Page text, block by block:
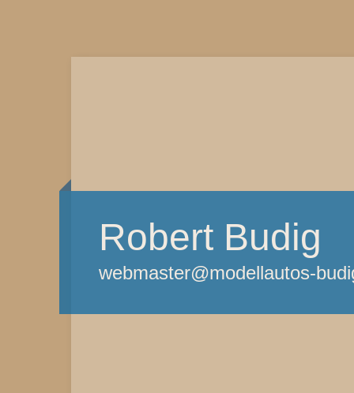
Robert Budig
webmaster@modellautos-